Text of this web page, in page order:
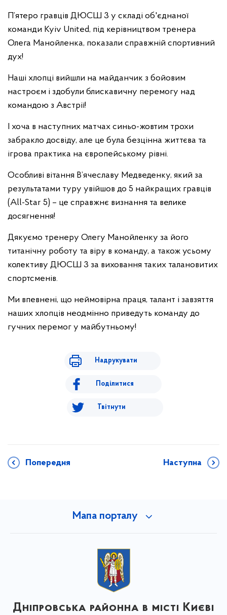
П’ятеро гравців ДЮСШ 3 у складі об'єднаної
команди Kyiv United, під керівництвом тренера
Олега Манойленка, показали справжній спортивний
дух!
Наші хлопці вийшли на майданчик з бойовим
настроєм і здобули блискавичну перемогу над
командою з Австрії!
І хоча в наступних матчах синьо-жовтим трохи
забракло досвіду, але це була безцінна життєва та
ігрова практика на європейському рівні.
Особливі вітання В’ячеславу Медведенку, який за
результатами туру увійшов до 5 найкращих гравців
(All-Star 5) – це справжнє визнання та велике
досягнення!
Дякуємо тренеру Олегу Манойленку за його
титанічну роботу та віру в команду, а також усьому
колективу ДЮСШ 3 за виховання таких талановитих
спортсменів.
Ми впевнені, що неймовірна праця, талант і завзяття
наших хлопців неодмінно приведуть команду до
гучних перемог у майбутньому!
Надрукувати
Поділитися
Твітнути
Попередня Наступна
Мапа порталу
Дніпровська районна в місті Києві